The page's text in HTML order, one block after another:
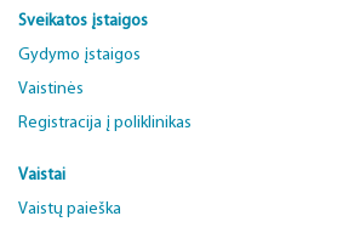
Sveikatos įstaigos
Gydymo įstaigos
Vaistinės
Registracija į poliklinikas
Vaistai
Vaistų paieška